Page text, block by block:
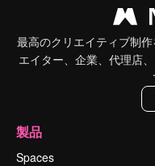
最高のクリエイティブ制
エイター、企業、代理店
製品
Spaces